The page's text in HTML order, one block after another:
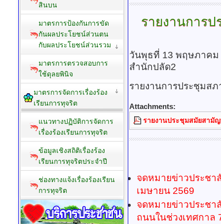
รายงานการ
วันพุธที่ 13 พฤษภาคม
สำนักปลัด2
รายงานการประชุมส
Attachments:
รายงานประชุมสมัยสามั
จดหมายข่าวประชา
เมษายน 2569
จดหมายข่าวประชา
ถนนในช่วงเทศกาล
สินบน
มาตรการป้องกันการขัด
กันผลประโยชน์ส่วนตน
กับผลประโยชน์ส่วนรวม
มาตรการตรวจสอบการ
ใช้ดุลยพินิจ
มาตรการจัดการเรื่องร้อง
เรียนการทุจริต
แนวทางปฏิบัติการจัดการ
เรื่องร้องเรียนการทุจริต
ข้อมูลเชิงสถิติเรื่องร้อง
เรียนการทุจริตประจำปี
ช่องทางแจ้งเรื่องร้องเรียน
การทุจริต